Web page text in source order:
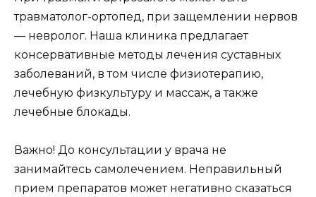
травматолог-ортопед, при защемлении нервов
— невролог. Наша клиника предлагает
консервативные методы лечения суставных
заболеваний, в том числе физиотерапию,
лечебную физкультуру и массаж, а также
лечебные блокады.
Важно! До консультации у врача не
занимайтесь самолечением. Неправильный
прием препаратов может негативно сказаться